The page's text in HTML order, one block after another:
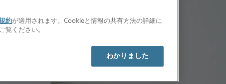
約が適用されます。Cookieと情報の共有方法の詳細に
覧ください。
わかりました